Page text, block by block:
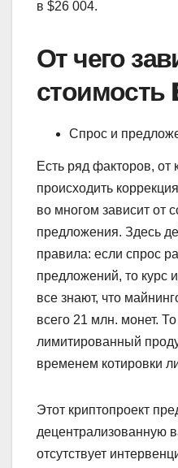
в $26 004.
От чего
стоимость
Спрос и
Есть ряд факторов, от
происходить
во многом зависит от
предложения. Здесь
правила: если спрос
предложений, то курс
все знают, что
всего 21 млн. монет. То
лимитированный
временем котировки
Этот криптопроект
децентрализованную
отсутствует